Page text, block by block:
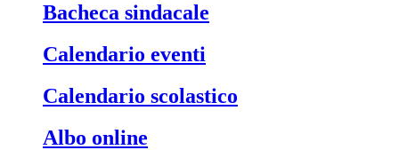
bacheca sindacale
calendario eventi
calendario scolastico
albo online